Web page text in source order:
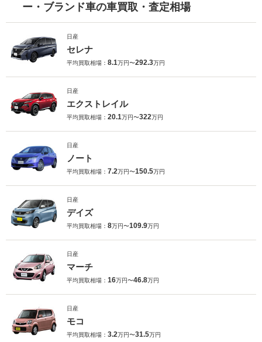
ー・ブランド車の車買取・査定相場
日産
セレナ
平均買取相場： 8.1万円〜292.3万円
日産
エクストレイル
平均買取相場： 20.1万円〜322万円
日産
ノート
平均買取相場： 7.2万円〜150.5万円
日産
デイズ
平均買取相場： 8万円〜109.9万円
日産
マーチ
平均買取相場： 16万円〜46.8万円
日産
モコ
平均買取相場： 3.2万円〜31.5万円